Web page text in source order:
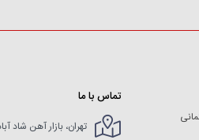
تماس با ما
تهران، بازار آهن شاد